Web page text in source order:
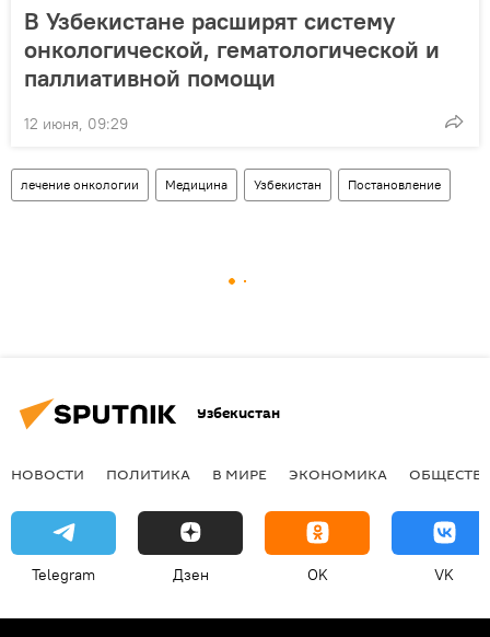
В Узбекистане расширят систему
онкологической, гематологической и
паллиативной помощи
12 июня, 09:29
лечение онкологии Медицина Узбекистан Постановление
Узбекистан
НОВОСТИ ПОЛИТИКА В МИРЕ ЭКОНОМИКА
Telegram Дзен OK VK